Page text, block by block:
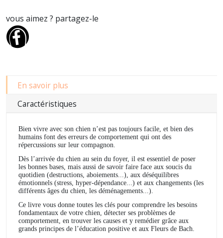
vous aimez ? partagez-le
En savoir plus
Caractéristiques
Bien vivre avec son chien n’est pas toujours facile, et bien des
humains font des erreurs de comportement qui ont des
répercussions sur leur compagnon.
Dès l’arrivée du chien au sein du foyer, il est essentiel de poser
les bonnes bases, mais aussi de savoir faire face aux soucis du
quotidien (destructions, aboiements...), aux déséquilibres
émotionnels (stress, hyper-dépendance...) et aux changements (les
différents âges du chien, les déménagements...).
Ce livre vous donne toutes les clés pour comprendre les besoins
fondamentaux de votre chien, détecter ses problèmes de
comportement, en trouver les causes et y remédier grâce aux
grands principes de l’éducation positive et aux Fleurs de Bach.